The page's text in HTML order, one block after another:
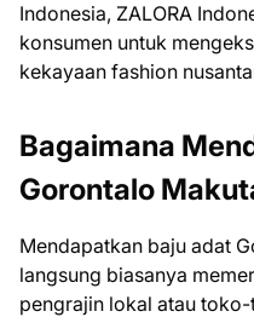
Indonesia, ZALORA
konsumen untuk
kekayaan fashion
Bagaimana
Gorontalo
Mendapatkan baju adat
langsung biasanya
pengrajin lokal atau